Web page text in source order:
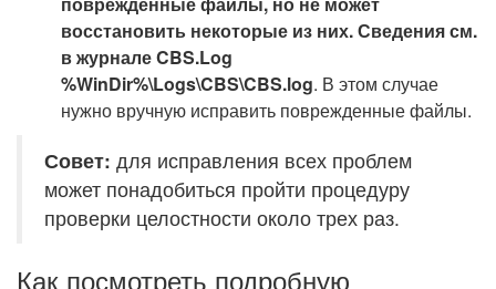
восстановить некоторые из них. Сведения см.
в журнале CBS.Log
%WinDir%\Logs\CBS\CBS.log. В этом случае
нужно вручную исправить поврежденные файлы.
Совет: для исправления всех проблем
может понадобиться пройти процедуру
проверки целостности около трех раз.
Как посмотреть подробную